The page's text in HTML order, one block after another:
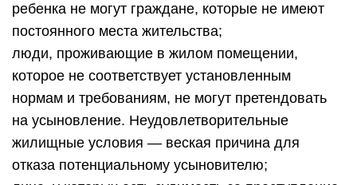
ребенка не могут граждане, которые не имеют
постоянного места жительства;
люди, проживающие в жилом помещении,
которое не соответствует установленным
нормам и требованиям, не могут претендовать
на усыновление. Неудовлетворительные
жилищные условия — веская причина для
отказа потенциальному усыновителю;